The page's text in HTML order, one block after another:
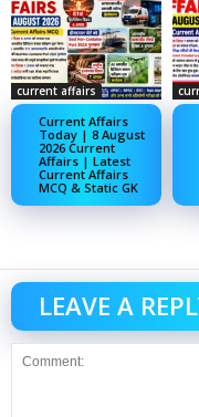
current affairs
Current Affairs
Today | 8 August
2026 Current
Affairs | Latest
Current Affairs
MCQ & Static GK
LEAVE A